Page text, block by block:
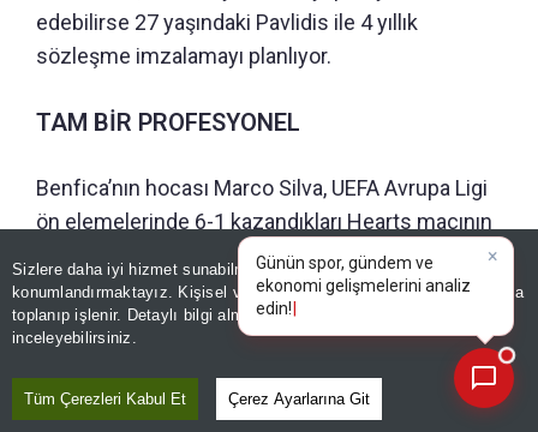
Sizlere daha iyi hizmet sunabilmek adına sitemizdeçerez
konumlandırmaktayız. Kişisel verileriniz, KVKK ve GDPR kapsamında
toplanıp işlenir. Detaylı bilgi almak için
inceleyebilirsiniz.
Tüm Çerezleri Kabul Et Çerez Ayarlarına Git
edebilirse 27 yaşındaki Pavlidis ile 4 yıllık
sözleşme imzalamayı planlıyor.
TAM BİR PROFESYONEL
Benfica’nın hocası Marco Silva, UEFA Avrupa Ligi
ön elemelerinde 6-1 kazandıkları Hearts maçının
ardından Pavlidis sorularını cevapladı. Silva
“Pavlidis gerçek bir profesyonel. Kulüp için çok
önemli bir oyuncu ve bulunduğu yerde olmaktan
gerçekten keyif alan biri gibi davranıyor”
dedi.